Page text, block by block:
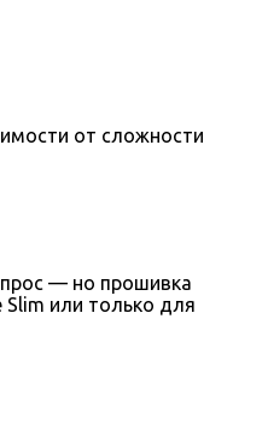
от сложности
— но прошивка
или только для